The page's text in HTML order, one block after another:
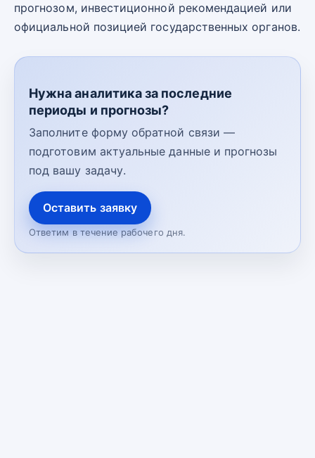
прогнозом, инвестиционной рекомендацией или
официальной позицией государственных органов.
Нужна аналитика за последние
периоды и прогнозы?
Заполните форму обратной связи —
подготовим актуальные данные и прогнозы
под вашу задачу.
Оставить заявку
Ответим в течение рабочего дня.